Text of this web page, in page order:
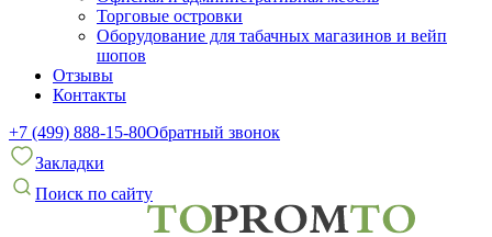
Торговые островки
Оборудование для табачных магазинов и вейп
шопов
Отзывы
Контакты
+7 (499) 888-15-80Обратный звонок
Закладки
Поиск по сайту